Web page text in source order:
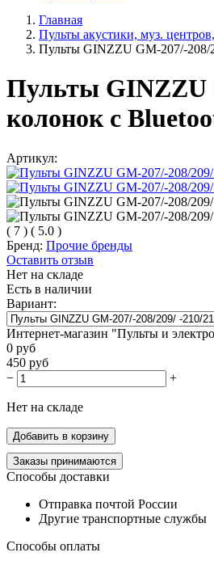
Главная
Пульты акустики, муз.
Пульты GINZZU GM-207/-208/
Пульты GINZZU
колонок с
Артикул:
( 7 ) ( 5.0 )
Бренд: Прочие бренды
Оставить отзыв
Нет на складе
Есть в наличии
Вариант:
Интернет-магазин "Пульты и
0 руб
450 руб
−
+
Нет на складе
Добавить в корзину
Заказы принимаются
Способы доставки
Отправка почтой России
Другие транспортные службы
Способы оплаты